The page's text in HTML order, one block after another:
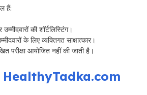
हैं:
की शॉर्टलिस्टिंग।
के लिए व्यक्तिगत साक्षात्कार।
परीक्षा आयोजित नहीं की जाती है।
HealthyTadka.com